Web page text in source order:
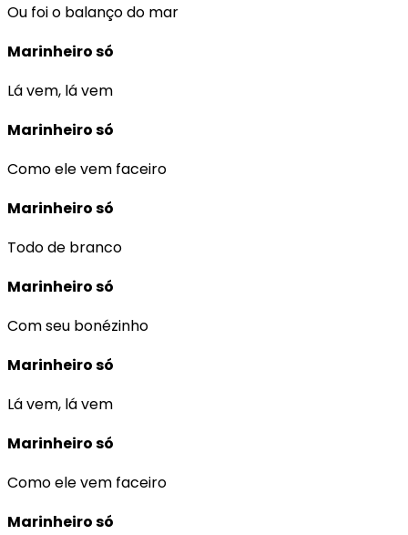
Ou foi o balanço do mar
Marinheiro só
Lá vem, lá vem
Marinheiro só
Como ele vem faceiro
Marinheiro só
Todo de branco
Marinheiro só
Com seu bonézinho
Marinheiro só
Lá vem, lá vem
Marinheiro só
Como ele vem faceiro
Marinheiro só